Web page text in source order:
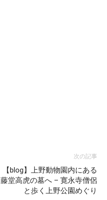
次の記事
【blog】上野動物園内にある
藤堂高虎の墓へ – 寛永寺僧侶
と歩く上野公園めぐり